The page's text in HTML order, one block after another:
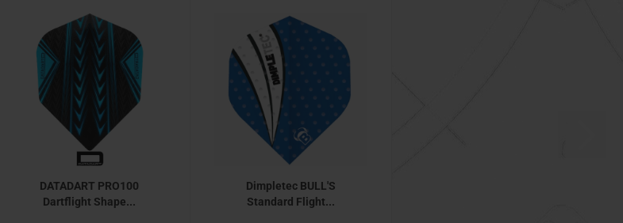
DATADART PRO100
Dartflight Shape...
Dimpletec BULL'S
Standard Flight...